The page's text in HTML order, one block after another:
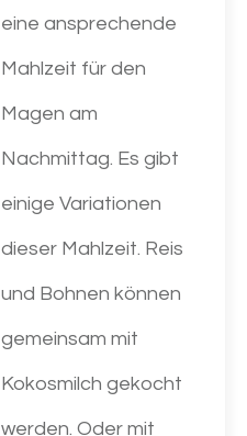
eine ansprechende
Mahlzeit für den
Magen am
Nachmittag. Es gibt
einige Variationen
dieser Mahlzeit. Reis
und Bohnen können
gemeinsam mit
Kokosmilch gekocht
werden. Oder mit